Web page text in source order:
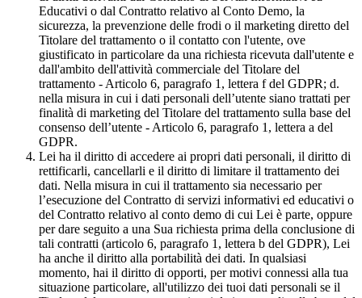
Educativi o dal Contratto relativo al Conto Demo, la
sicurezza, la prevenzione delle frodi o il marketing diretto del
Titolare del trattamento o il contatto con l'utente, ove
giustificato in particolare da una richiesta ricevuta dall'utente e
dall'ambito dell'attività commerciale del Titolare del
trattamento - Articolo 6, paragrafo 1, lettera f del GDPR; d.
nella misura in cui i dati personali dell’utente siano trattati per
finalità di marketing del Titolare del trattamento sulla base del
consenso dell’utente - Articolo 6, paragrafo 1, lettera a del
GDPR.
Lei ha il diritto di accedere ai propri dati personali, il diritto di
rettificarli, cancellarli e il diritto di limitare il trattamento dei
dati. Nella misura in cui il trattamento sia necessario per
l’esecuzione del Contratto di servizi informativi ed educativi o
del Contratto relativo al conto demo di cui Lei è parte, oppure
per dare seguito a una Sua richiesta prima della conclusione di
tali contratti (articolo 6, paragrafo 1, lettera b del GDPR), Lei
ha anche il diritto alla portabilità dei dati. In qualsiasi
momento, hai il diritto di opporti, per motivi connessi alla tua
situazione particolare, all'utilizzo dei tuoi dati personali se il